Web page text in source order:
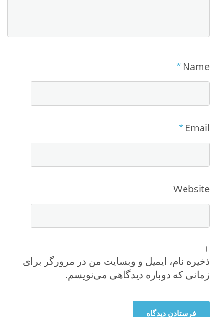
Name
*
Email
*
Website
ذخیره نام، ایمیل و وبسایت من در مرورگر برای
زمانی که دوباره دیدگاهی می‌نویسم.